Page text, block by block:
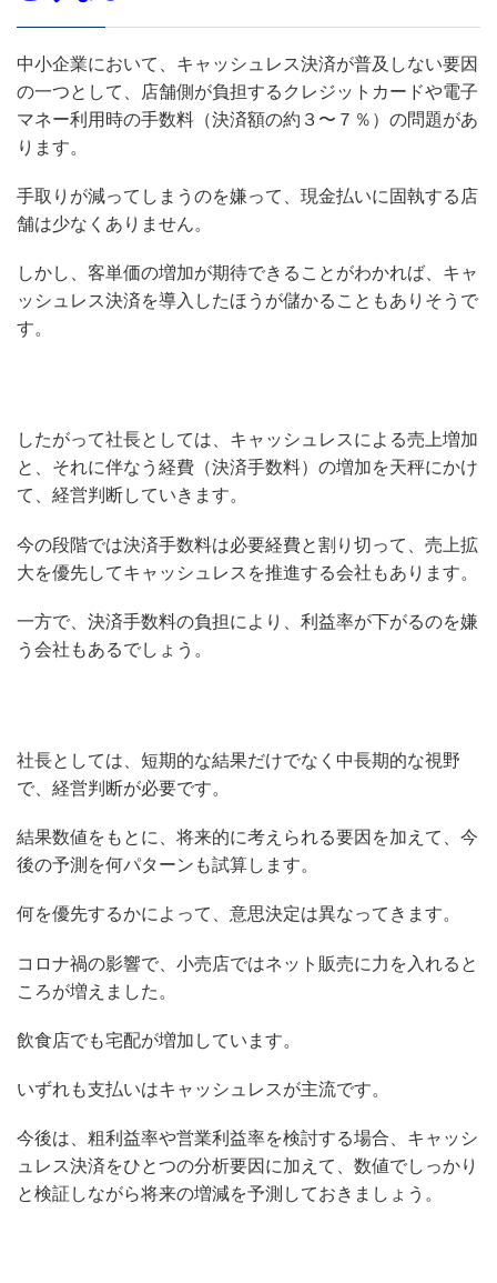
中小企業において、キャッシュレス決済が普及しない要因
の一つとして、店舗側が負担するクレジットカードや電子
マネー利用時の手数料（決済額の約３〜７％）の問題があ
ります。
手取りが減ってしまうのを嫌って、現金払いに固執する店
舗は少なくありません。
しかし、客単価の増加が期待できることがわかれば、キャ
ッシュレス決済を導入したほうが儲かることもありそうで
す。
したがって社長としては、キャッシュレスによる売上増加
と、それに伴なう経費（決済手数料）の増加を天秤にかけ
て、経営判断していきます。
今の段階では決済手数料は必要経費と割り切って、売上拡
大を優先してキャッシュレスを推進する会社もあります。
一方で、決済手数料の負担により、利益率が下がるのを嫌
う会社もあるでしょう。
社長としては、短期的な結果だけでなく中長期的な視野
で、経営判断が必要です。
結果数値をもとに、将来的に考えられる要因を加えて、今
後の予測を何パターンも試算します。
何を優先するかによって、意思決定は異なってきます。
コロナ禍の影響で、小売店ではネット販売に力を入れると
ころが増えました。
飲食店でも宅配が増加しています。
いずれも支払いはキャッシュレスが主流です。
今後は、粗利益率や営業利益率を検討する場合、キャッシ
ュレス決済をひとつの分析要因に加えて、数値でしっかり
と検証しながら将来の増減を予測しておきましょう。